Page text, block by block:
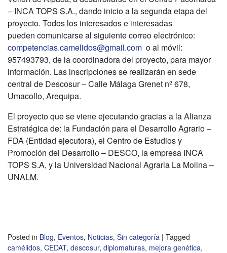
– INCA TOPS S.A., dando inicio a la segunda etapa del
proyecto. Todos los interesados e interesadas
pueden comunicarse al siguiente correo electrónico:
competencias.camelidos@gmail.com o al móvil:
957493793, de la coordinadora del proyecto, para mayor
información. Las inscripciones se realizarán en sede
central de Descosur – Calle Málaga Grenet nº 678,
Umacollo, Arequipa.
El proyecto que se viene ejecutando gracias a la Alianza
Estratégica de: la Fundación para el Desarrollo Agrario –
FDA (Entidad ejecutora), el Centro de Estudios y
Promoción del Desarrollo – DESCO, la empresa INCA
TOPS S.A, y la Universidad Nacional Agraria La Molina –
UNALM.
Posted in Blog, Eventos, Noticias, Sin categoría | Tagged
camélidos, CEDAT, descosur, diplomaturas, mejora genética,